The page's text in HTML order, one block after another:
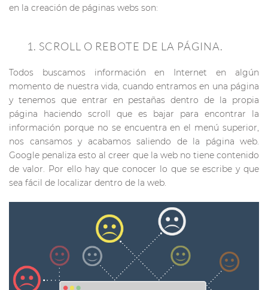
en la creación de páginas webs son:
1. SCROLL O REBOTE DE LA PÁGINA.
Todos buscamos información en Internet en algún
momento de nuestra vida, cuando entramos en una página
y tenemos que entrar en pestañas dentro de la propia
página haciendo scroll que es bajar para encontrar la
información porque no se encuentra en el menú superior,
nos cansamos y acabamos saliendo de la página web.
Google penaliza esto al creer que la web no tiene contenido
de valor. Por ello hay que conocer lo que se escribe y que
sea fácil de localizar dentro de la web.